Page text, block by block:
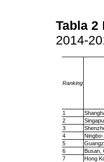
Tabla 2
2014-
Ranking
1
2
3
4
5
6
Busan,
7
Hong